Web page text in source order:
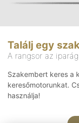
Találj egy
A rangsor az
Szakembert keres a
keresőmotorunkat.
használja!